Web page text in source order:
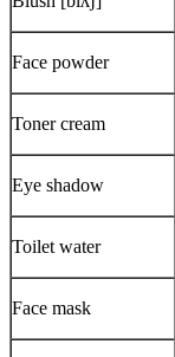
Face powder
Toner cream
Eye shadow
Toilet water
Face mask